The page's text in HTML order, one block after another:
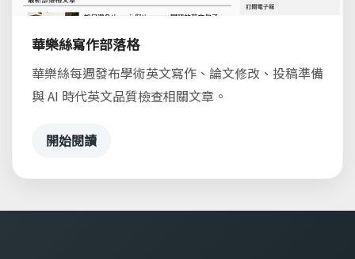
華樂絲寫作部落格
華樂絲每週發布學術英文寫作、論文修改、投稿準備
與 AI 時代英文品質檢查相關文章。
開始閱讀